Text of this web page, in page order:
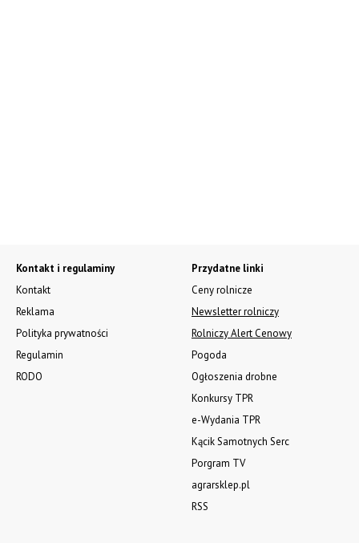
Kontakt i regulaminy
Kontakt
Reklama
Polityka prywatności
Regulamin
RODO
Przydatne linki
Ceny rolnicze
Newsletter rolniczy
Rolniczy Alert Cenowy
Pogoda
Ogłoszenia drobne
Konkursy TPR
e-Wydania TPR
Kącik Samotnych Serc
Porgram TV
agrarsklep.pl
RSS